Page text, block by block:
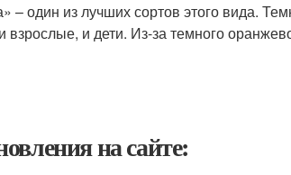
– один из лучших сортов этого вида.
и дети. Из-за темного
на сайте: